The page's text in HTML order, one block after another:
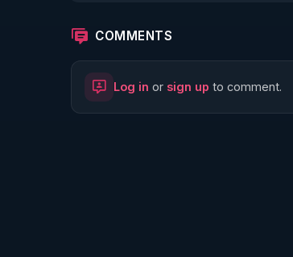
🌱 LE MAGAZINE RÉGÉNÈRE
http://rgnr.li/ymag
COMMENTS
Log in or sign up to comment.